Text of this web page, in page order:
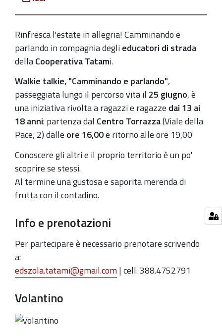
parlando".
Passeggiata
il
25
giugno
06-
25T16:00:00+02:00
2021-
06-
Rinfresca l'estate in allegria! Camminando e
parlando in compagnia deglieducatori di strada
dellaCooperativa Tatami.
Walkie talkie, "Camminando e parlando",
passeggiata lungo il percorso vita il 25 giugno, è
una iniziativa rivolta a ragazzi e ragazze dai 13 ai
18 anni: partenza dal Centro Torrazza(Viale della
Pace, 2) dalle ore 16,00e ritorno alle ore 19,00
Conoscere gli altri e il proprio territorio è un po'
scoprire se stessi.
Al termine una gustosa e saporita merenda di
frutta con il contadino.
Info e prenotazioni
Per partecipare è necessario prenotare scrivendo
a:
edszola.tatami@gmail.com| cell. 388.4752791
Volantino